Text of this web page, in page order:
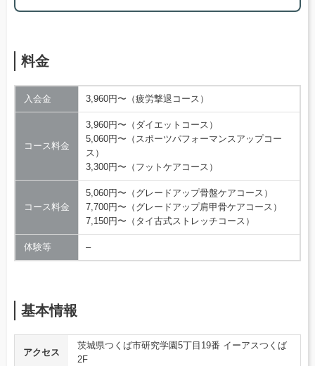
料金
入会金 3,960円〜（疲労撃退コース）
コース料金
3,960円〜（ダイエットコース）
5,060円〜（スポーツパフォーマンスアップコー
ス）
3,300円〜（フットケアコース）
コース料金
5,060円〜（グレードアップ骨盤ケアコース）
7,700円〜（グレードアップ肩甲骨ケアコース）
7,150円〜（タイ古式ストレッチコース）
体験等 –
基本情報
アクセス
茨城県つくば市研究学園5丁目19番 イーアスつくば
2F